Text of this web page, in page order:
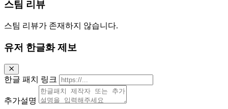
스팀 리뷰
스팀 리뷰가 존재하지 않습니다.
유저 한글화 제보
한글 패치 링크
추가설명